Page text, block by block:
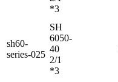
*3
sh60-
series-025
SH
6050-
40
2/1
*3